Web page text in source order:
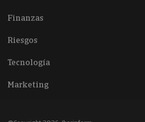
Finanzas
Riesgos
Tecnología
Marketing